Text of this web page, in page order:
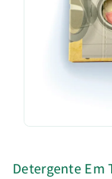
Detergente Em